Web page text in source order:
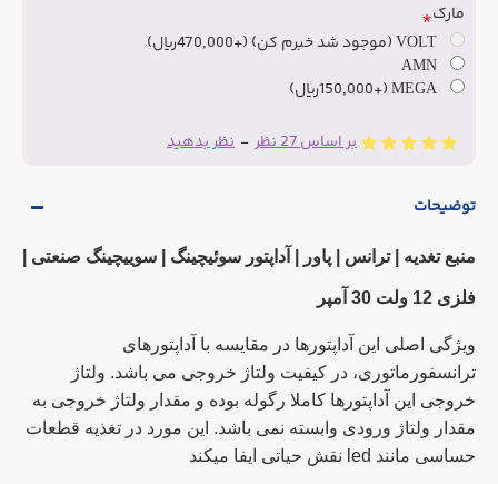
بر اساس 27 نظر - نظر بدهید
مارک
VOLT (موجود شد خبرم کن)
(+470,000ریال)
AMN
MEGA(+150,000ریال)
توضیحات
منبع تغدیه | ترانس | پاور | آداپتور سوئیچینگ | سوییچینگ صنعتی |
فلزی 12 ولت 30 آمپر
ویژگی اصلی این آداپتورها در مقایسه با آداپتورهای
ترانسفورماتوری، در کیفیت ولتاژ خروجی می باشد. ولتاژ
خروجی این آداپتورها کاملا رگوله بوده و مقدار ولتاژ خروجی به
مقدار ولتاژ ورودی وابسته نمی باشد. این مورد در تغذیه قطعات
حساسی مانند led نقش حیاتی ایفا میکند